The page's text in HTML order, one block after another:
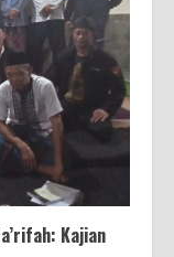
Kajian